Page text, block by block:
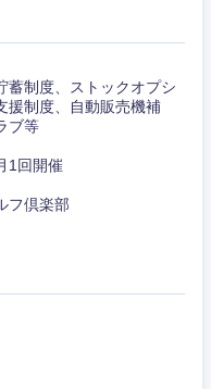
蓄制度、ストックオプシ
援制度、自動販売機補
ブ等
1回開催
フ倶楽部